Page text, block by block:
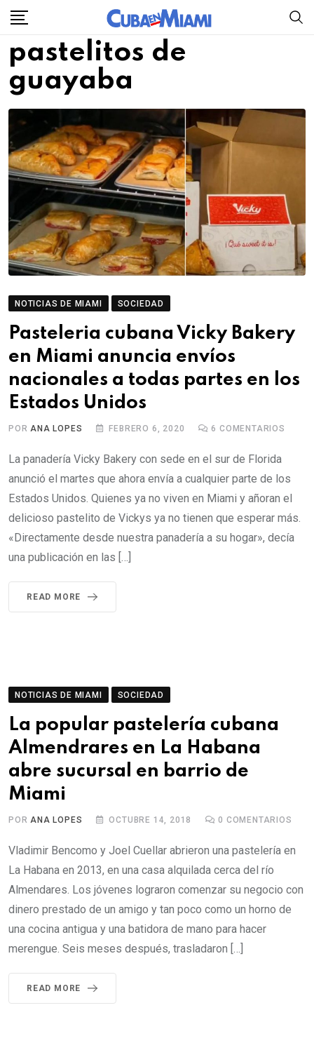
Skip
content
pastelitos de
guayaba
NOTICIAS DE MIAMI SOCIEDAD
Pasteleria cubana Vicky Bakery
en Miami anuncia envíos
nacionales a todas partes en los
Estados Unidos
PORANA LOPES FEBRERO 6, 2020 6 COMENTARIOS
La panadería Vicky Bakery con sede en el sur de Florida
anunció el martes que ahora envía a cualquier parte de los
Estados Unidos. Quienes ya no viven en Miami y añoran el
delicioso pastelito de Vickys ya no tienen que esperar más.
«Directamente desde nuestra panadería a su hogar», decía
una publicación en las […]
READ MORE
NOTICIAS DE MIAMI SOCIEDAD
La popular pastelería cubana
Almendrares en La Habana
abre sucursal en barrio de
Miami
PORANA LOPES OCTUBRE 14, 2018 0 COMENTARIOS
Vladimir Bencomo y Joel Cuellar abrieron una pastelería en
La Habana en 2013, en una casa alquilada cerca del río
Almendares. Los jóvenes lograron comenzar su negocio con
dinero prestado de un amigo y tan poco como un horno de
una cocina antigua y una batidora de mano para hacer
merengue. Seis meses después, trasladaron […]
READ MORE